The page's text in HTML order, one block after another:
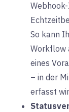
So kann
Workflow
eines
– in der
erfasst